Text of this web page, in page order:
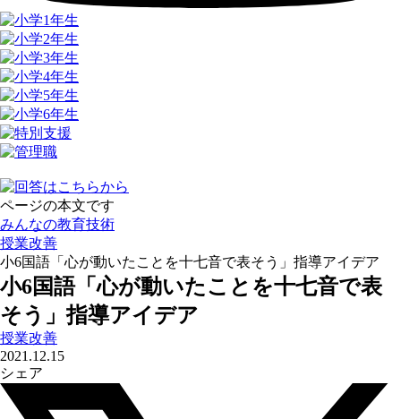
ページの本文です
みんなの教育技術
授業改善
小6国語「心が動いたことを十七音で表そう」指導アイデア
小6国語「心が動いたことを十七音で表
そう」指導アイデア
授業改善
2021.12.15
シェア